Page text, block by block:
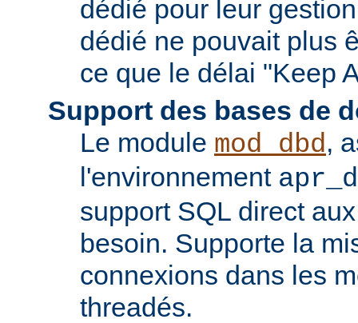
dédié pour leur
dédié ne pouvait plus
ce que le délai "Keep
Support des bases de
Le module mod_dbd,
l'environnement
support SQL direct
besoin. Supporte la
connexions dans les
threadés.